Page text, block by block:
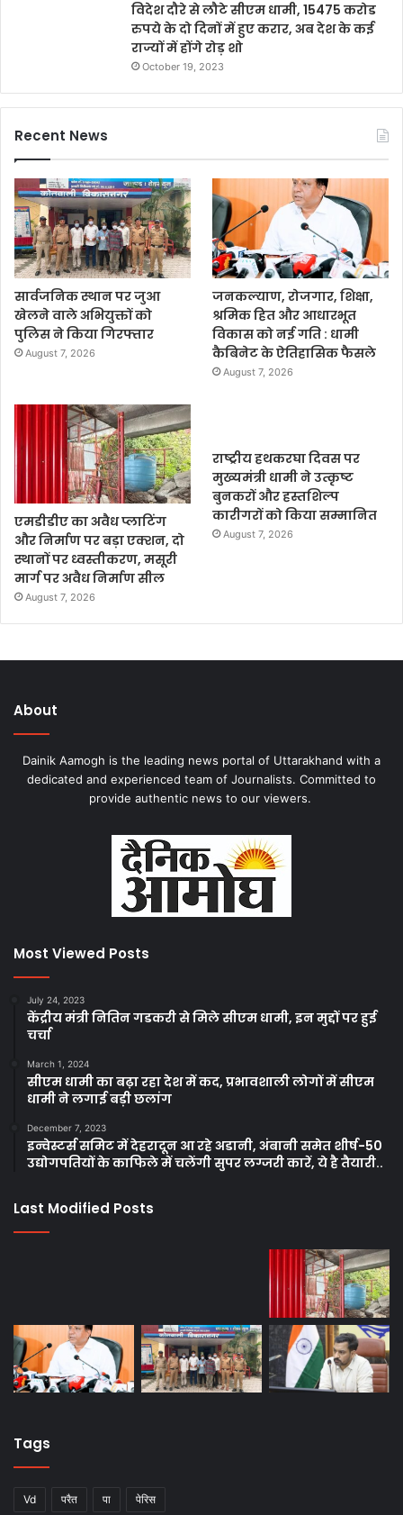
विदेश दौरे से लौटे सीएम धामी, 15475 करोड
रुपये के दो दिनों में हुए करार, अब देश के कई
राज्यों में होंगे रोड़ शो
October 19, 2023
Recent News
सार्वजनिक स्थान पर जुआ
खेलने वाले अभियुक्तों को
पुलिस ने किया गिरफ्तार
August 7, 2026
जनकल्याण, रोजगार, शिक्षा,
श्रमिक हित और आधारभूत
विकास को नई गति : धामी
कैबिनेट के ऐतिहासिक फैसले
August 7, 2026
एमडीडीए का अवैध प्लाटिंग
और निर्माण पर बड़ा एक्शन, दो
स्थानों पर ध्वस्तीकरण, मसूरी
मार्ग पर अवैध निर्माण सील
August 7, 2026
राष्ट्रीय हथकरघा दिवस पर
मुख्यमंत्री धामी ने उत्कृष्ट
बुनकरों और हस्तशिल्प
कारीगरों को किया सम्मानित
August 7, 2026
About
Dainik Aamogh is the leading news portal of Uttarakhand with a
dedicated and experienced team of Journalists. Committed to
provide authentic news to our viewers.
Most Viewed Posts
July 24, 2023
केंद्रीय मंत्री नितिन गडकरी से मिले सीएम धामी, इन मुद्दों पर हुई
चर्चा
March 1, 2024
सीएम धामी का बढ़ा रहा देश में कद, प्रभावशाली लोगों में सीएम
धामी ने लगाई बड़ी छलांग
December 7, 2023
इन्वेस्टर्स समिट में देहरादून आ रहे अडानी, अंबानी समेत शीर्ष-50
उद्योगपतियों के काफिले में चलेंगी सुपर लग्जरी कारें, ये है तैयारी..
Last Modified Posts
Tags
Vd परैत पा पेरिस